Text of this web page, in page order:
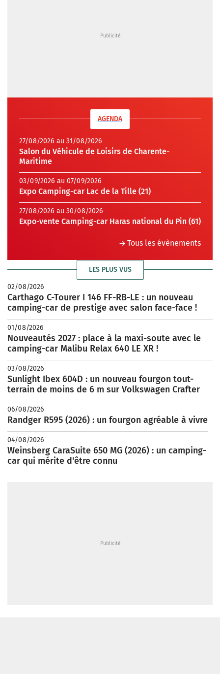
AGENDA
27/08/2026 au 31/08/2026
Salon du Véhicule de Loisirs de Charente-
Maritime
03/09/2026 au 07/09/2026
Expo Camping-car Lac de la Tille (21)
27/08/2026 au 30/08/2026
Expo-vente Camping-car Haras national du Pin (61)
Tous les évènements
LES PLUS VUS
02/08/2026
Carthago C-Tourer I 146 FF-RB-LE : un nouveau
camping-car de prestige avec salon face-face !
01/08/2026
Nouveautés 2027 : place à la maxi-soute avec le
camping-car Malibu Relax 640 LE XR !
03/08/2026
Sunlight Ibex 604D : un nouveau fourgon tout-
terrain de moins de 6 m sur Volkswagen Crafter
06/08/2026
Randger R595 (2026) : un fourgon agréable à vivre
04/08/2026
Weinsberg CaraSuite 650 MG (2026) : un camping-
car qui mérite d'être connu